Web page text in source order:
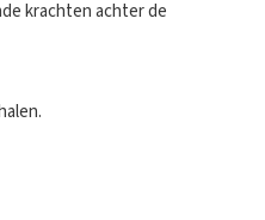
krachten achter de